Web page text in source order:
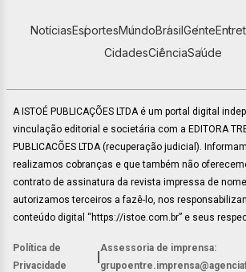
NotíciasEsportesMundoBrasilGente
CidadesCiênciaSaúde
A ISTOÉ PUBLICAÇÕES LTDA é um portal digital
vinculação editorial e societária com a EDITORA
PUBLICACÕES LTDA (recuperação judicial).
realizamos cobranças e que também não
contrato de assinatura da revista impressa de
autorizamos terceiros a fazê-lo, nos
conteúdo digital “https://istoe.com.br” e seus
Política de
Privacidade
Assessoria de imprensa: